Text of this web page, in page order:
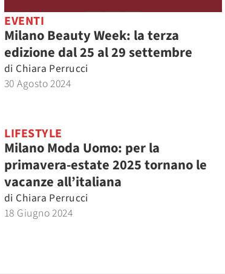
EVENTI
Milano Beauty Week: la terza
edizione dal 25 al 29 settembre
di Chiara Perrucci
30 Agosto 2024
LIFESTYLE
Milano Moda Uomo: per la
primavera-estate 2025 tornano le
vacanze all’italiana
di Chiara Perrucci
18 Giugno 2024